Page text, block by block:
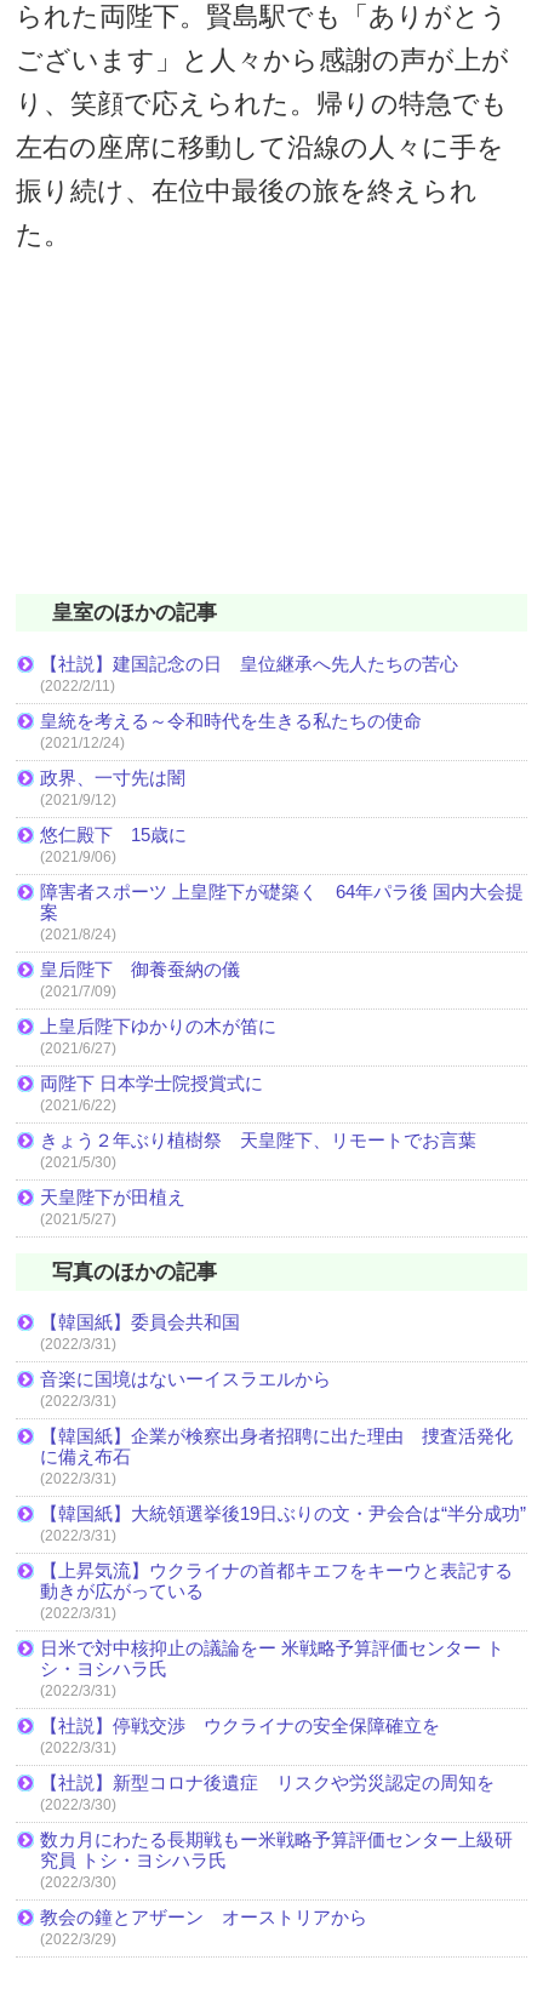
られた両陛下。賢島駅でも「ありがとう
ございます」と人々から感謝の声が上が
り、笑顔で応えられた。帰りの特急でも
左右の座席に移動して沿線の人々に手を
振り続け、在位中最後の旅を終えられ
た。
皇室のほかの記事
【社説】建国記念の日 皇位継承へ先人たちの苦心
(2022/2/11)
皇統を考える～令和時代を生きる私たちの使命
(2021/12/24)
政界、一寸先は闇
(2021/9/12)
悠仁殿下 15歳に
(2021/9/06)
障害者スポーツ 上皇陛下が礎築く 64年パラ後 国内大会提
案
(2021/8/24)
皇后陛下 御養蚕納の儀
(2021/7/09)
上皇后陛下ゆかりの木が笛に
(2021/6/27)
両陛下 日本学士院授賞式に
(2021/6/22)
きょう２年ぶり植樹祭 天皇陛下、リモートでお言葉
(2021/5/30)
天皇陛下が田植え
(2021/5/27)
写真のほかの記事
【韓国紙】委員会共和国
(2022/3/31)
音楽に国境はないーイスラエルから
(2022/3/31)
【韓国紙】企業が検察出身者招聘に出た理由 捜査活発化
に備え布石
(2022/3/31)
【韓国紙】大統領選挙後19日ぶりの文・尹会合は“半分成功”
(2022/3/31)
【上昇気流】ウクライナの首都キエフをキーウと表記する
動きが広がっている
(2022/3/31)
日米で対中核抑止の議論をー 米戦略予算評価センター ト
シ・ヨシハラ氏
(2022/3/31)
【社説】停戦交渉 ウクライナの安全保障確立を
(2022/3/31)
【社説】新型コロナ後遺症 リスクや労災認定の周知を
(2022/3/30)
数カ月にわたる長期戦もー米戦略予算評価センター上級研
究員 トシ・ヨシハラ氏
(2022/3/30)
教会の鐘とアザーン オーストリアから
(2022/3/29)